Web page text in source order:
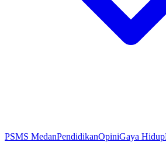
PSMS MedanPendidikanOpiniGaya Hidup